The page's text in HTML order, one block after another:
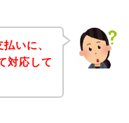
いに、
対応して